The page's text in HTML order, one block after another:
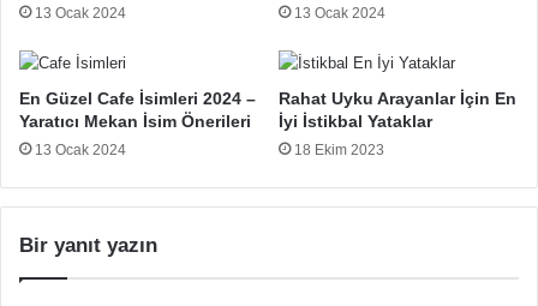
13 Ocak 2024 13 Ocak 2024
En Güzel Cafe İsimleri 2024 –
Yaratıcı Mekan İsim Önerileri
13 Ocak 2024
Rahat Uyku Arayanlar İçin En
İyi İstikbal Yataklar
18 Ekim 2023
Bir yanıt yazın